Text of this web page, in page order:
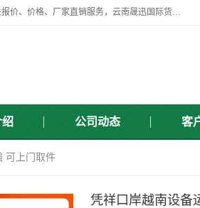
云南晟迅国际货运代理有限公司提供瑞丽口岸、磨憨口岸、腾冲口岸报关、报检，缅甸、老挝物流清关报价、价格、厂家直销服务，云南晟迅国际货运代理有限公司，由一支精通业务、经验丰富、责任心强的专业团队组建于,云南晟迅国际货运代理有限公司商铺。
绍 公司动态 客
可上门取件
凭祥口岸越南设备